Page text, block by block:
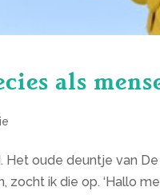
als
Het oude deuntje van
zocht ik die op. ‘Hallo